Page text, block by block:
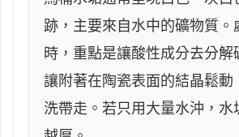
跡，主要來自水中的礦物質。
時，重點是讓酸性成分去分解
讓附著在陶瓷表面的結晶鬆動
洗帶走。若只用大量水沖，水